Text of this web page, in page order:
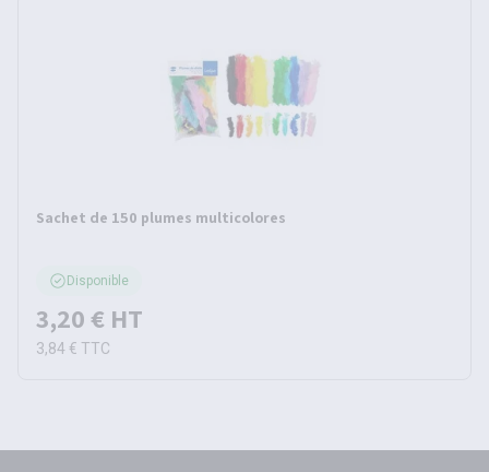
Sachet de 150 plumes multicolores
Disponible
3,20 € HT
3,84 € TTC